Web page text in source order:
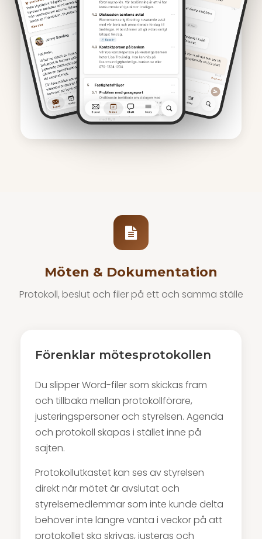
Möten & Dokumentation
Protokoll, beslut och filer på ett och samma ställe
Förenklar mötesprotokollen
Du slipper Word-filer som skickas fram
och tillbaka mellan protokollförare,
justeringspersoner och styrelsen. Agenda
och protokoll skapas i stället inne på
sajten.
Protokollutkastet kan ses av styrelsen
direkt när mötet är avslutat och
styrelsemedlemmar som inte kunde delta
behöver inte längre vänta i veckor på att
protokollet ska skrivas, justeras och